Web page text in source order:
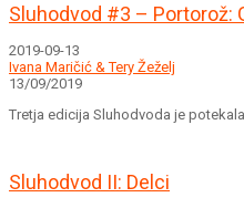
Sluhodvod #3 – Portorož:
2019-09-13
Ivana Maričić & Tery Žeželj
13/09/2019
Tretja edicija Sluhodvoda je
Sluhodvod II: Delci